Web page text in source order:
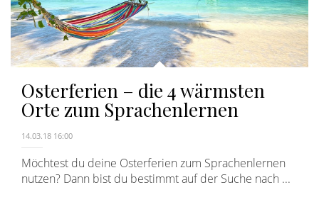
Osterferien – die 4 wärmsten
Orte zum Sprachenlernen
14.03.18 16:00
Möchtest du deine Osterferien zum Sprachenlernen
nutzen? Dann bist du bestimmt auf der Suche nach ...